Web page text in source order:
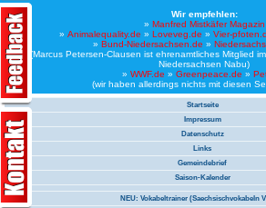
Wir empfehlen:
» Manfred Mistkäfer Magazin
» Animalequality.de » Loveveg.de » Vier-
» Bund-Niedersachsen.de »
(Marcus Petersen-Clausen ist ehrenamtliches Mitglied
Niedersachsen Nabu)
» WWF.de » Greenpeace.de »
(wir haben allerdings nichts mit diesen
Startseite
Impressum
Datenschutz
Links
Gemeindebrief
Saison-Kalender
NEU: Vokabeltrainer (Saechsischvokabeln